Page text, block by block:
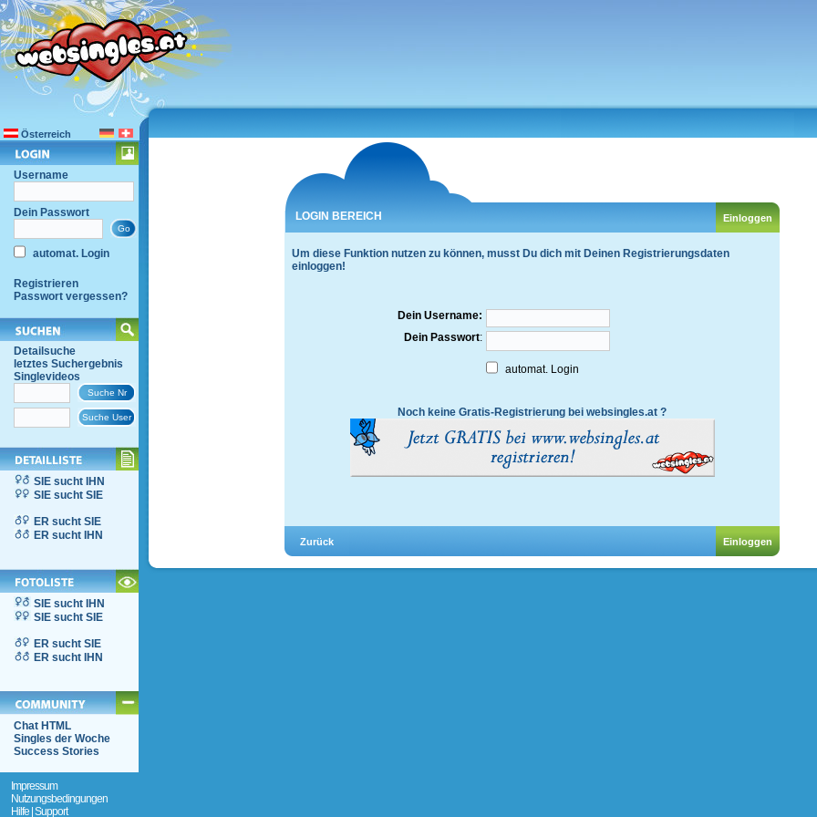
Österreich
Username
Dein Passwort
automat. Login
Registrieren
Passwort vergessen?
Detailsuche
letztes Suchergebnis
Singlevideos
SIE sucht IHN
SIE sucht SIE
ER sucht SIE
ER sucht IHN
SIE sucht IHN
SIE sucht SIE
ER sucht SIE
ER sucht IHN
Chat HTML
Singles der Woche
Success Stories
Impressum
Nutzungsbedingungen
Hilfe | Support
LOGIN BEREICH
Um diese Funktion nutzen zu können, musst Du dich mit Deinen Registrierungsdaten
einloggen!
Dein Username:
Dein Passwort:
automat. Login
Noch keine Gratis-Registrierung bei websingles.at ?